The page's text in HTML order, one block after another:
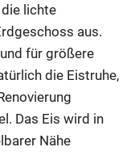
lichte
aus.
für größere
die Eistruhe,
Das Eis wird in
Nähe